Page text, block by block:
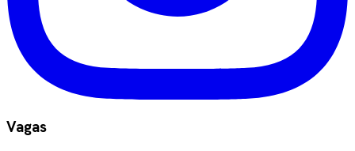
Vagas